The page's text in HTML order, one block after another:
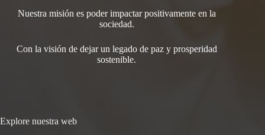
Nuestra misión es poder impactar positivamente en la
sociedad.
Con la visión de dejar un legado de paz y prosperidad
sostenible.
Explore nuestra web